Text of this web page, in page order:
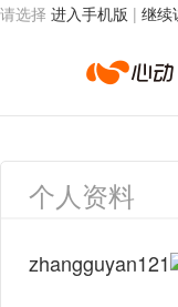
请选择 进入手机版 | 继续
个人资料
zhangguyan121